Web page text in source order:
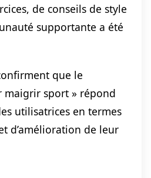
de conseils de style
supportante a été
que le
maigrir sport » répond
utilisatrices en termes
d’amélioration de leur